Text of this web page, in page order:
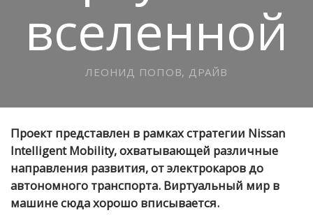
вселенной
ЛЕОНИД ПОПОВ, ДРАЙВ
Проект представлен в рамках стратегии Nissan
Intelligent Mobility, охватывающей различные
направления развития, от электрокаров до
автономного транспорта. Виртуальный мир в
машине сюда хорошо вписывается.